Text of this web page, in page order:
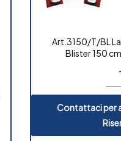
Art.3150/T/BL
Blister 150
Contattaci per